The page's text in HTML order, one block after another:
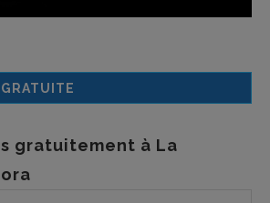
gratuitement à La